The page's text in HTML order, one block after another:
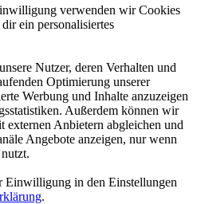
verwenden wir Cookies
ein personalisiertes
Nutzer, deren Verhalten und
Optimierung unserer
Werbung und Inhalte anzuzeigen
Außerdem können wir
externen Anbietern abgleichen und
Angebote anzeigen, nur wenn
Einwilligung in den Einstellungen
.